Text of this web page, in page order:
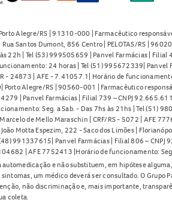
Alegre/RS | 91310-000 | Farmacêutico
Santos Dumont, 856 Centro | PELOTAS/RS |
22h | Tel (53) 999505659 | Panvel Farmácias |
24 horas | Tel (51) 995672339|
24873 | AFE - 7.41057.1| Horário de
Alegre/RS | 90560-001 | Farmacêutico
| Panvel Farmácias | Filial 739 – CNPJ
Seg. a Sab. - Das 7hs às 21hs | Tel (51)
de Mello Maraschin | CRF/RS - 5072 | AFE
Motta Espezim, 222 - Saco dos Limões |
991337615| Panvel Farmácias | Filial 806 –
| AFE 7752413 |Horário de funcionamento:
e não substituem, em hipótese
um médico deverá ser consultado. O Grupo
não discriminação e, mais importante,
coleta.